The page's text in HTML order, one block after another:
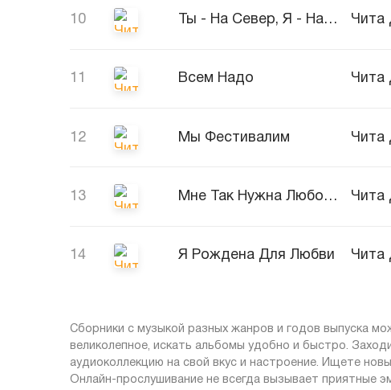
10 Ты - На Север, Я - На Юг Чита
11 Всем Надо Чита
12 Мы Фестивалим Чита
13 Мне Так Нужна Любовь Твоя Чита
14 Я Рождена Для Любви Чита
Сборники с музыкой разных жанров и годов выпуска
великолепное, искать альбомы удобно и быстро.
аудиоколлекцию на свой вкус и настроение. Ищете
Онлайн-прослушивание не всегда вызывает приятные